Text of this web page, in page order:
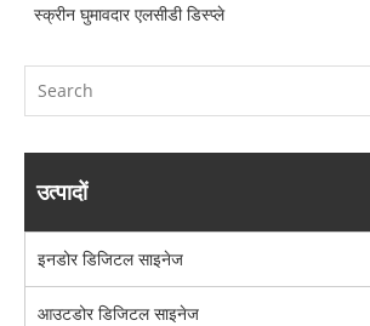
स्क्रीन घुमावदार एलसीडी डिस्प्ले
उत्पादों
इनडोर डिजिटल साइनेज
आउटडोर डिजिटल साइनेज